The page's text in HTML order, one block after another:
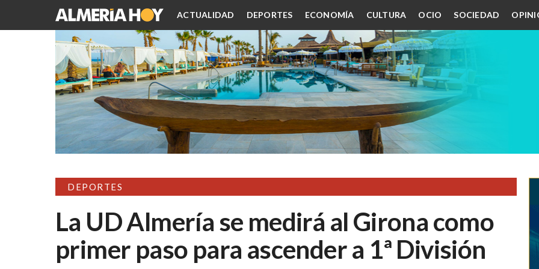
ACTUALIDAD DEPORTES ECONOMÍA CULTURA OCIO SOCIEDAD
DEPORTES
La UD Almería se medirá al Girona como
primer paso para ascender a 1ª División